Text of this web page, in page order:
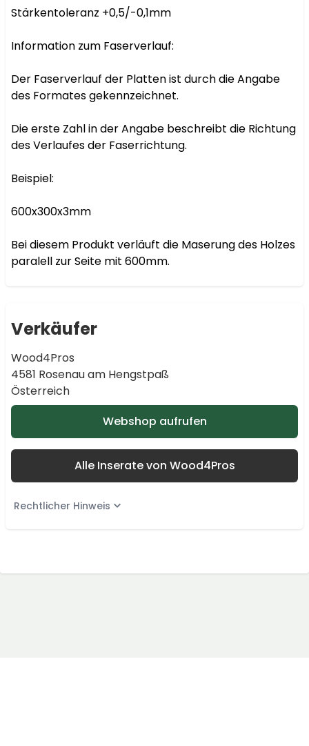
Stärkentoleranz +0,5/-0,1mm
Information zum Faserverlauf:
Der Faserverlauf der Platten ist durch die Angabe
des Formates gekennzeichnet.
Die erste Zahl in der Angabe beschreibt die Richtung
des Verlaufes der Faserrichtung.
Beispiel:
600x300x3mm
Bei diesem Produkt verläuft die Maserung des Holzes
paralell zur Seite mit 600mm.
Verkäufer
Wood4Pros
4581 Rosenau am Hengstpaß
Österreich
Webshop aufrufen
Alle Inserate von Wood4Pros
Rechtlicher Hinweis